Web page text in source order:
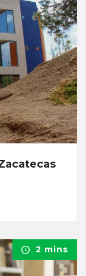
2 mins